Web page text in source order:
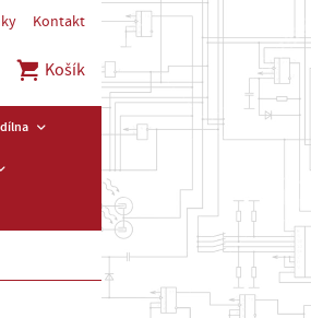
Kontakt
Košík